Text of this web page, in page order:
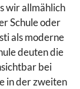
wir allmählich
Schule oder
als moderne
deuten die
bei
in der zweiten